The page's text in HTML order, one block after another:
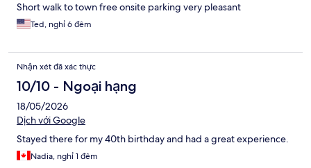
Short walk to town free onsite parking very pleasant
Ted, nghỉ 6 đêm
Nhận xét đã xác thực
10/10 - Ngoại hạng
18/05/2026
Dịch với Google
Stayed there for my 40th birthday and had a great experience.
Nadia, nghỉ 1 đêm